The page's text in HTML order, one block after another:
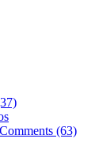
Comments (63)